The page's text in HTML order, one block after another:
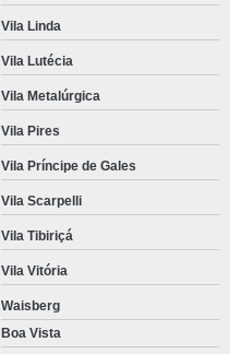
Vila Linda
Vila Lutécia
Vila Metalúrgica
Vila Pires
Vila Príncipe de Gales
Vila Scarpelli
Vila Tibiriçá
Vila Vitória
Waisberg
Boa Vista